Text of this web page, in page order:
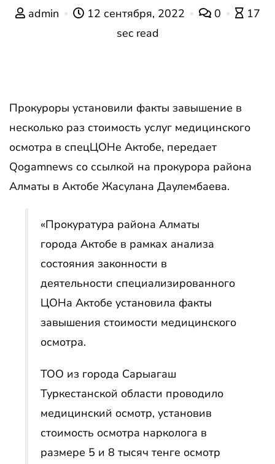
admin 12 сентября, 2022 0
17
sec read
Прокуроры установили факты завышение в
несколько раз стоимость услуг медицинского
осмотра в спецЦОНе Актобе, передает
Qogamnews со ссылкой на прокурора района
Алматы в Актобе Жасулана Даулембаева.
«Прокуратура района Алматы
города Актобе в рамках анализа
состояния законности в
деятельности специализированного
ЦОНа Актобе установила факты
завышения стоимости медицинского
осмотра.
ТОО из города Сарыагаш
Туркестанской области проводило
медицинский осмотр, установив
стоимость осмотра нарколога в
размере 5 и 8 тысяч тенге осмотр